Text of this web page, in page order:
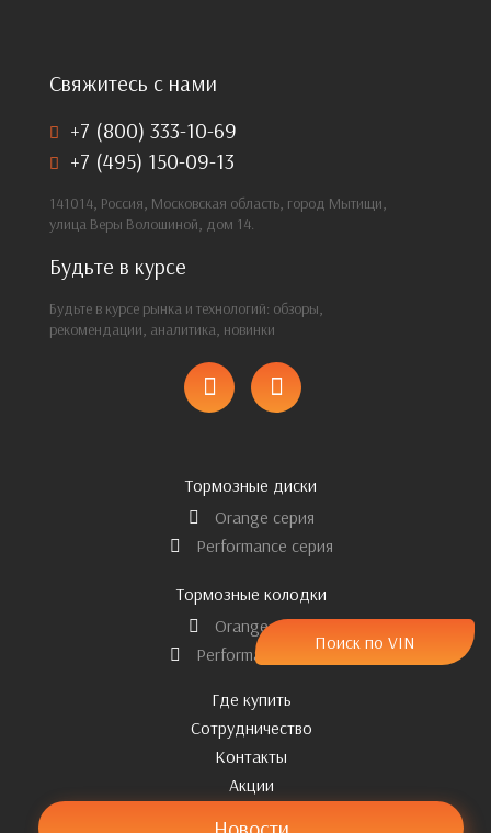
Свяжитесь с нами
+7 (800) 333-10-69
+7 (495) 150-09-13
141014, Россия, Московская область, город Мытищи,
улица Веры Волошиной, дом 14.
Будьте в курсе
Будьте в курсе рынка и технологий: обзоры,
рекомендации, аналитика, новинки
Тормозные диски
Orange серия
Performance серия
Тормозные колодки
Orange серия
Performance серия
Где купить
Сотрудничество
Контакты
Акции
Новости
Поиск по VIN